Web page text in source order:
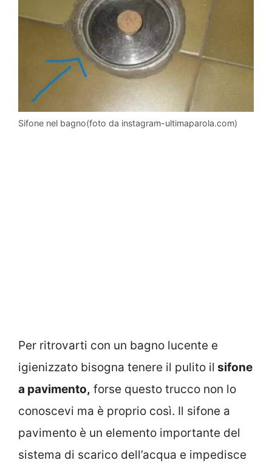
Sifone nel bagno(foto da instagram-ultimaparola.com)
Per ritrovarti con un bagno lucente e
igienizzato bisogna tenere il pulito il sifone
a pavimento, forse questo trucco non lo
conoscevi ma è proprio così. Il sifone a
pavimento è un elemento importante del
sistema di scarico dell’acqua e impedisce